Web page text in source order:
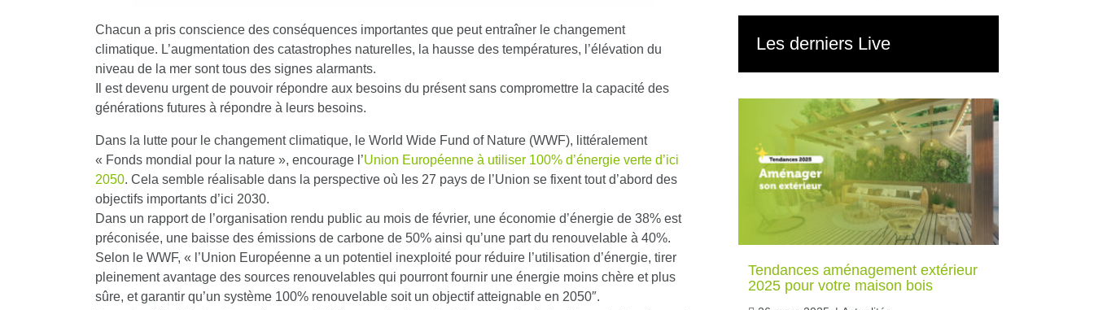
Chacun a pris conscience des conséquences importantes que peut entraîner le changement
climatique. L’augmentation des catastrophes naturelles, la hausse des températures, l’élévation du
niveau de la mer sont tous des signes alarmants.
Il est devenu urgent de pouvoir répondre aux besoins du présent sans compromettre la capacité des
générations futures à répondre à leurs besoins.
Dans la lutte pour le changement climatique, le World Wide Fund of Nature (WWF), littéralement
« Fonds mondial pour la nature », encourage l’Union Européenne à utiliser 100% d’énergie verte d’ici
2050. Cela semble réalisable dans la perspective où les 27 pays de l’Union se fixent tout d’abord des
objectifs importants d’ici 2030.
Dans un rapport de l’organisation rendu public au mois de février, une économie d’énergie de 38% est
préconisée, une baisse des émissions de carbone de 50% ainsi qu’une part du renouvelable à 40%.
Selon le WWF, « l’Union Européenne a un potentiel inexploité pour réduire l’utilisation d’énergie, tirer
pleinement avantage des sources renouvelables qui pourront fournir une énergie moins chère et plus
sûre, et garantir qu’un système 100% renouvelable soit un objectif atteignable en 2050″.
Les derniers Live
Tendances aménagement extérieur
2025 pour votre maison bois